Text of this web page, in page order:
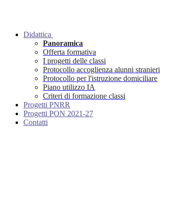
Didattica
Panoramica
Offerta formativa
I progetti delle classi
Protocollo accoglienza alunni stranieri
Protocollo per l'istruzione domiciliare
Piano utilizzo IA
Criteri di formazione classi
Progetti PNRR
Progetti PON 2021-27
Contatti